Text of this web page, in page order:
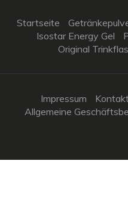
Startseite
Isostar Energy Gel
Original
Impressum
Allgemeine